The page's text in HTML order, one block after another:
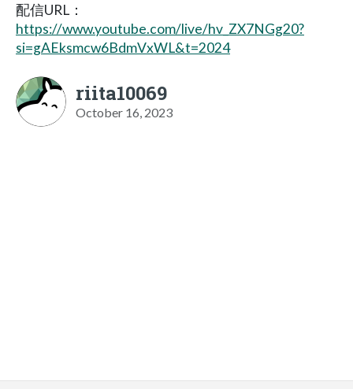
配信URL：
https://www.youtube.com/live/hv_ZX7NGg20?
si=gAEksmcw6BdmVxWL&t=2024
riita10069
October 16, 2023